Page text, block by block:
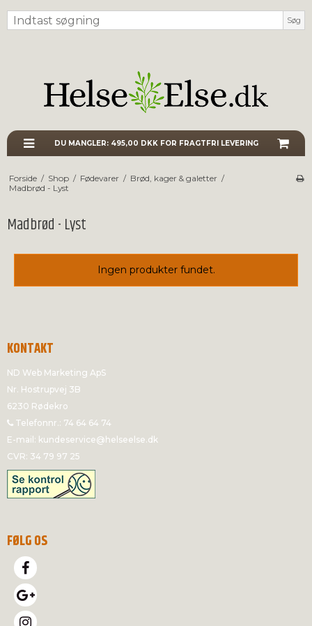
Søg
DU MANGLER: 495,00 DKK FOR FRAGTFRI LEVERING
Forside / Shop / Fødevarer / Brød, kager & galetter /
Madbrød - Lyst
Madbrød - Lyst
Ingen produkter fundet.
KONTAKT
ND Web Marketing ApS
Nr. Hostrupvej 3B
6230 Rødekro
Telefonnr.: 74 64 64 74
E-mail : kundeservice@helseelse.dk
CVR: 34 79 97 25
FØLG OS